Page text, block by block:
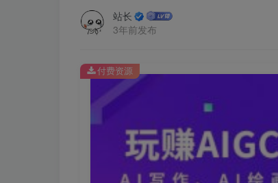
站长
3年前发布
付费资源